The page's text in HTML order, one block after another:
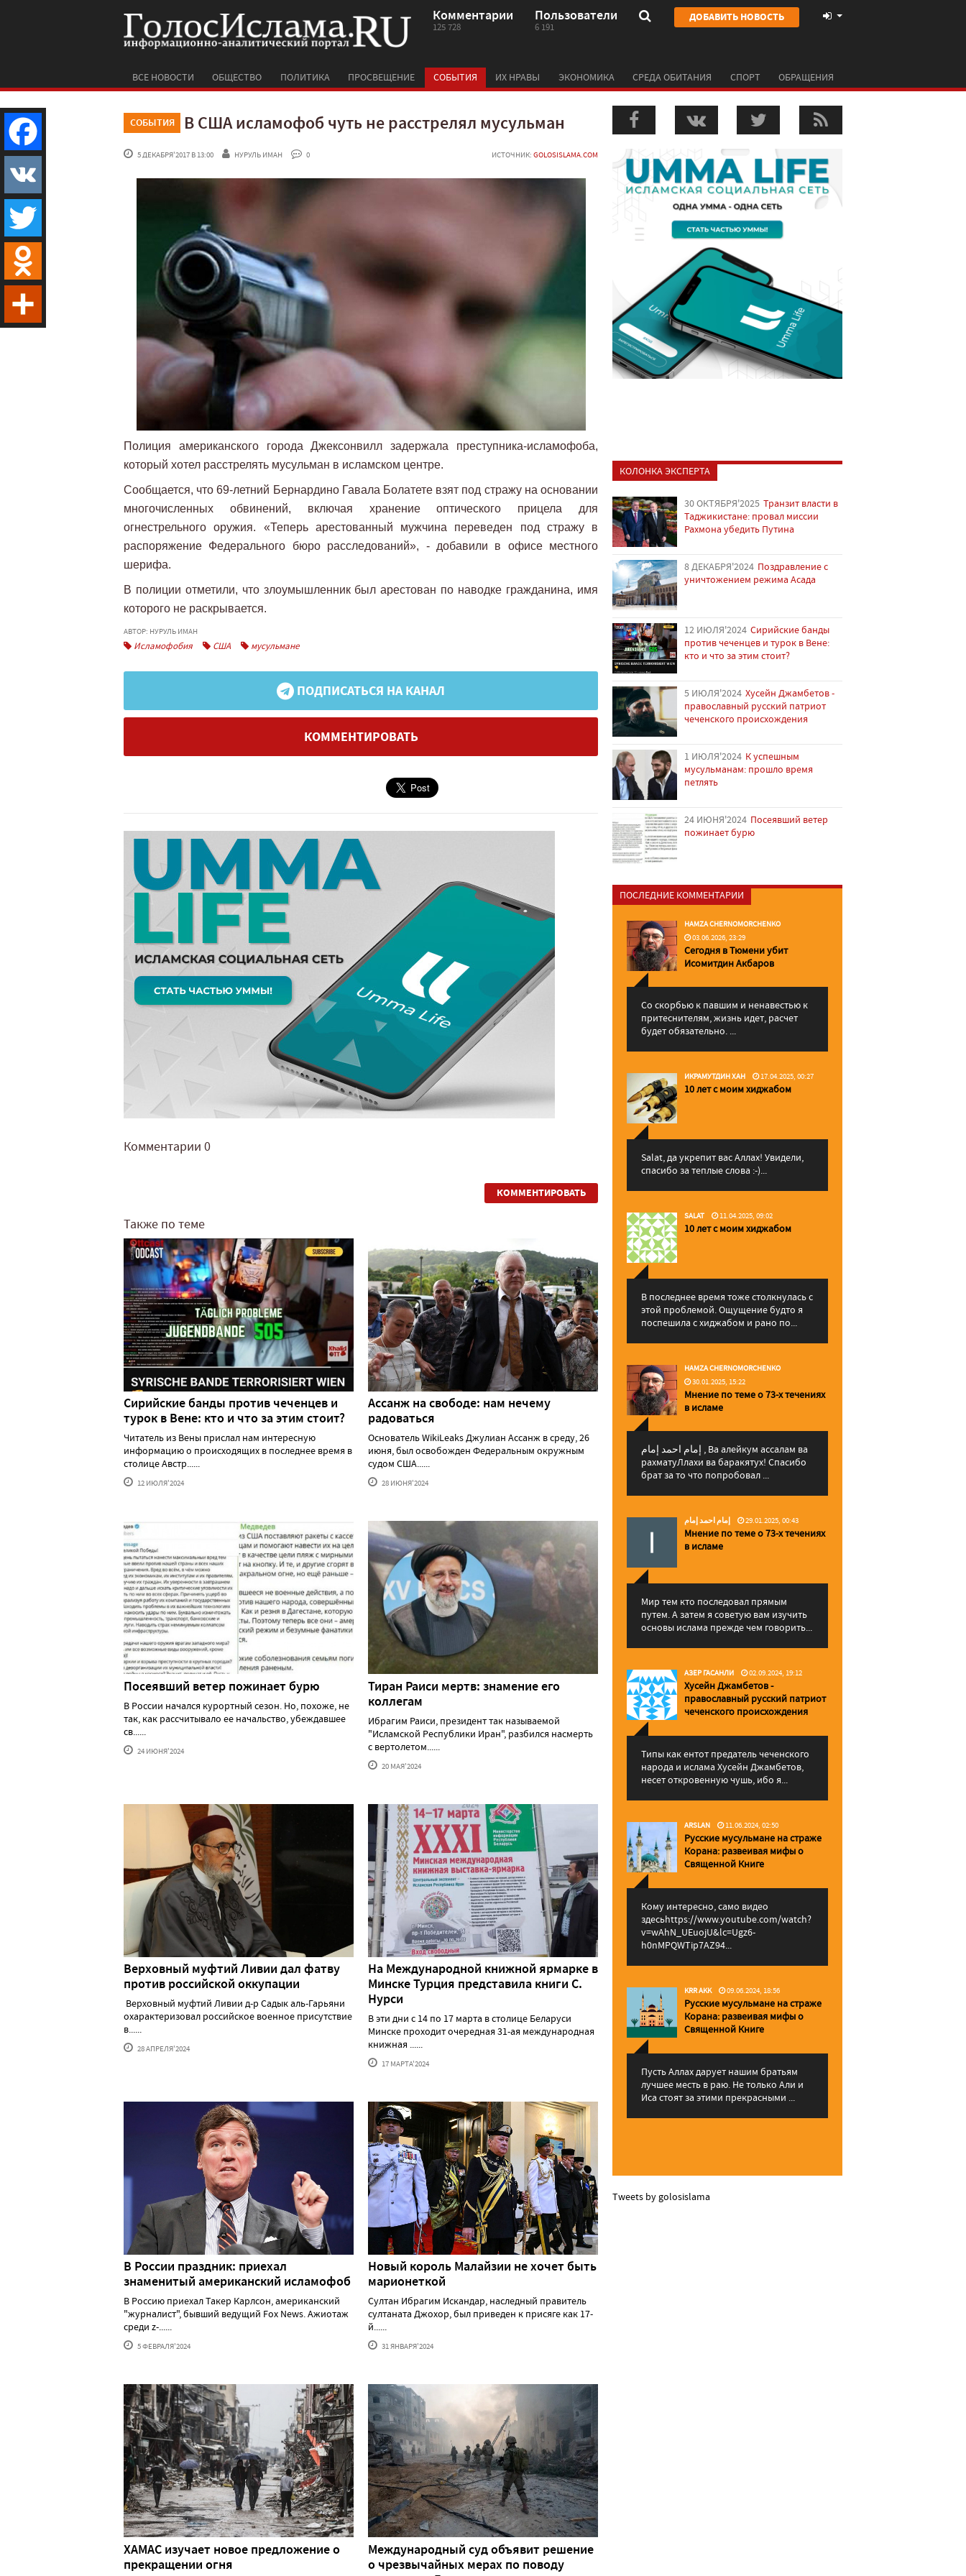
Комментарии
125 728
Пользователи
6 191
ДОБАВИТЬ НОВОСТЬ
ВСЕ НОВОСТИ ОБЩЕСТВО ПОЛИТИКА ПРОСВЕЩЕНИЕ СОБЫТИЯ ИХ НРАВЫ ЭКОНОМИКА СРЕДА ОБИТАНИЯ СПОРТ ОБРАЩЕНИЯ
СОБЫТИЯ В США исламофоб чуть не расстрелял мусульман
5 ДЕКАБРЯ'2017 В 13:00 НУРУЛЬ ИМАН 0 ИСТОЧНИК: GOLOSISLAMA.COM
Полиция американского города Джексонвилл задержала преступника-исламофоба,
который хотел расстрелять мусульман в исламском центре.
Сообщается, что 69-летний Бернардино Гавала Болатете взят под стражу на основании
многочисленных обвинений, включая хранение оптического прицела для
огнестрельного оружия. «Теперь арестованный мужчина переведен под стражу в
распоряжение Федерального бюро расследований», - добавили в офисе местного
шерифа.
В полиции отметили, что злоумышленник был арестован по наводке гражданина, имя
которого не раскрывается.
АВТОР: НУРУЛЬ ИМАН
Исламофобия США мусульмане
ПОДПИСАТЬСЯ НА КАНАЛ
КОММЕНТИРОВАТЬ
Комментарии 0
КОММЕНТИРОВАТЬ
Также по теме
Сирийские банды против чеченцев и
турок в Вене: кто и что за этим стоит?
Читатель из Вены прислал нам интересную
информацию о происходящих в последнее время в
столице Австр......
12 ИЮЛЯ'2024
Ассанж на свободе: нам нечему
радоваться
Основатель WikiLeaks Джулиан Ассанж в среду, 26
июня, был освобожден Федеральным окружным
судом США......
28 ИЮНЯ'2024
Посеявший ветер пожинает бурю
В России начался курортный сезон. Но, похоже, не
так, как рассчитывало ее начальство, убеждавшее
св......
24 ИЮНЯ'2024
Тиран Раиси мертв: знамение его
коллегам
Ибрагим Раиси, президент так называемой
"Исламской Республики Иран", разбился насмерть
с вертолетом......
20 МАЯ'2024
Верховный муфтий Ливии дал фатву
против российской оккупации
Верховный муфтий Ливии д-р Садык аль-Гарьяни
охарактеризовал российское военное присутствие
в......
28 АПРЕЛЯ'2024
На Международной книжной ярмарке в
Минске Турция представила книги С.
Нурси
В эти дни с 14 по 17 марта в столице Беларуси
Минске проходит очередная 31-ая международная
книжная ......
17 МАРТА'2024
В России праздник: приехал
знаменитый американский исламофоб
В Россию приехал Такер Карлсон, американский
"журналист", бывший ведущий Fox News. Ажиотаж
среди z-......
5 ФЕВРАЛЯ'2024
Новый король Малайзии не хочет быть
марионеткой
Султан Ибрагим Искандар, наследный правитель
султаната Джохор, был приведен к присяге как 17-
й......
31 ЯНВАРЯ'2024
ХАМАС изучает новое предложение о
прекращении огня
Международный суд объявит решение
о чрезвычайных мерах по поводу
КОЛОНКА ЭКСПЕРТА
30 ОКТЯБРЯ'2025 Транзит власти в
Таджикистане: провал миссии
Рахмона убедить Путина
8 ДЕКАБРЯ'2024 Поздравление с
уничтожением режима Асада
12 ИЮЛЯ'2024 Сирийские банды
против чеченцев и турок в Вене:
кто и что за этим стоит?
5 ИЮЛЯ'2024 Хусейн Джамбетов -
православный русский патриот
чеченского происхождения
1 ИЮЛЯ'2024 К успешным
мусульманам: прошло время
петлять
24 ИЮНЯ'2024 Посеявший ветер
пожинает бурю
ПОСЛЕДНИЕ КОММЕНТАРИИ
HAMZA CHERNOMORCHENKO
03.06.2026, 23:29
Сегодня в Тюмени убит
Исомитдин Акбаров
Со скорбью к павшим и ненавестью к
притеснителям, жизнь идет, расчет
будет обязательно. ...
ИКРАМУТДИН ХАН 17.04.2025, 00:27
10 лет с моим хиджабом
Salat, да укрепит вас Аллаx! Увидели,
спасибо за теплые слова :-)...
SALAT 11.04.2025, 09:02
10 лет с моим хиджабом
В последнее время тоже столкнулась с
этой проблемой. Ощущение будто я
поспешила с хиджабом и рано по...
HAMZA CHERNOMORCHENKO
30.01.2025, 15:22
Мнение по теме о 73-х течениях
в исламе
إمام احمد إمام , Ва алейкум ассалам ва
рахматуЛлахи ва баракятух! Спасибо
брат за то что попробовал ...
إمام احمد إمام 29.01.2025, 00:43
Мнение по теме о 73-х течениях
в исламе
Мир тем кто последовал прямым
путем. А затем я советую вам изучить
основы ислама прежде чем говорить...
АЗЕР ГАСАНЛИ 02.09.2024, 19:12
Хусейн Джамбетов -
православный русский патриот
чеченского происхождения
Типы как ентот предатель чеченского
народа и ислама Хусейн Джамбетов,
несет откровенную чушь, ибо я...
ARSLAN 11.06.2024, 02:50
Русские мусульмане на страже
Корана: pазвеивая мифы о
Священной Книге
Кому интересно, само видео
здесьhttps://www.youtube.com/watch?
v=wAhN_UEuojU&lc=Ugz6-
h0nMPQWTip7AZ94...
KRR AKK 09.06.2024, 18:56
Русские мусульмане на страже
Корана: pазвеивая мифы о
Священной Книге
Пусть Аллах дарует нашим братьям
лучшее месть в раю. Не только Али и
Иса стоят за этими прекрасными ...
Tweets by golosislama
Facebook
VK
Twitter
Odnoklassniki